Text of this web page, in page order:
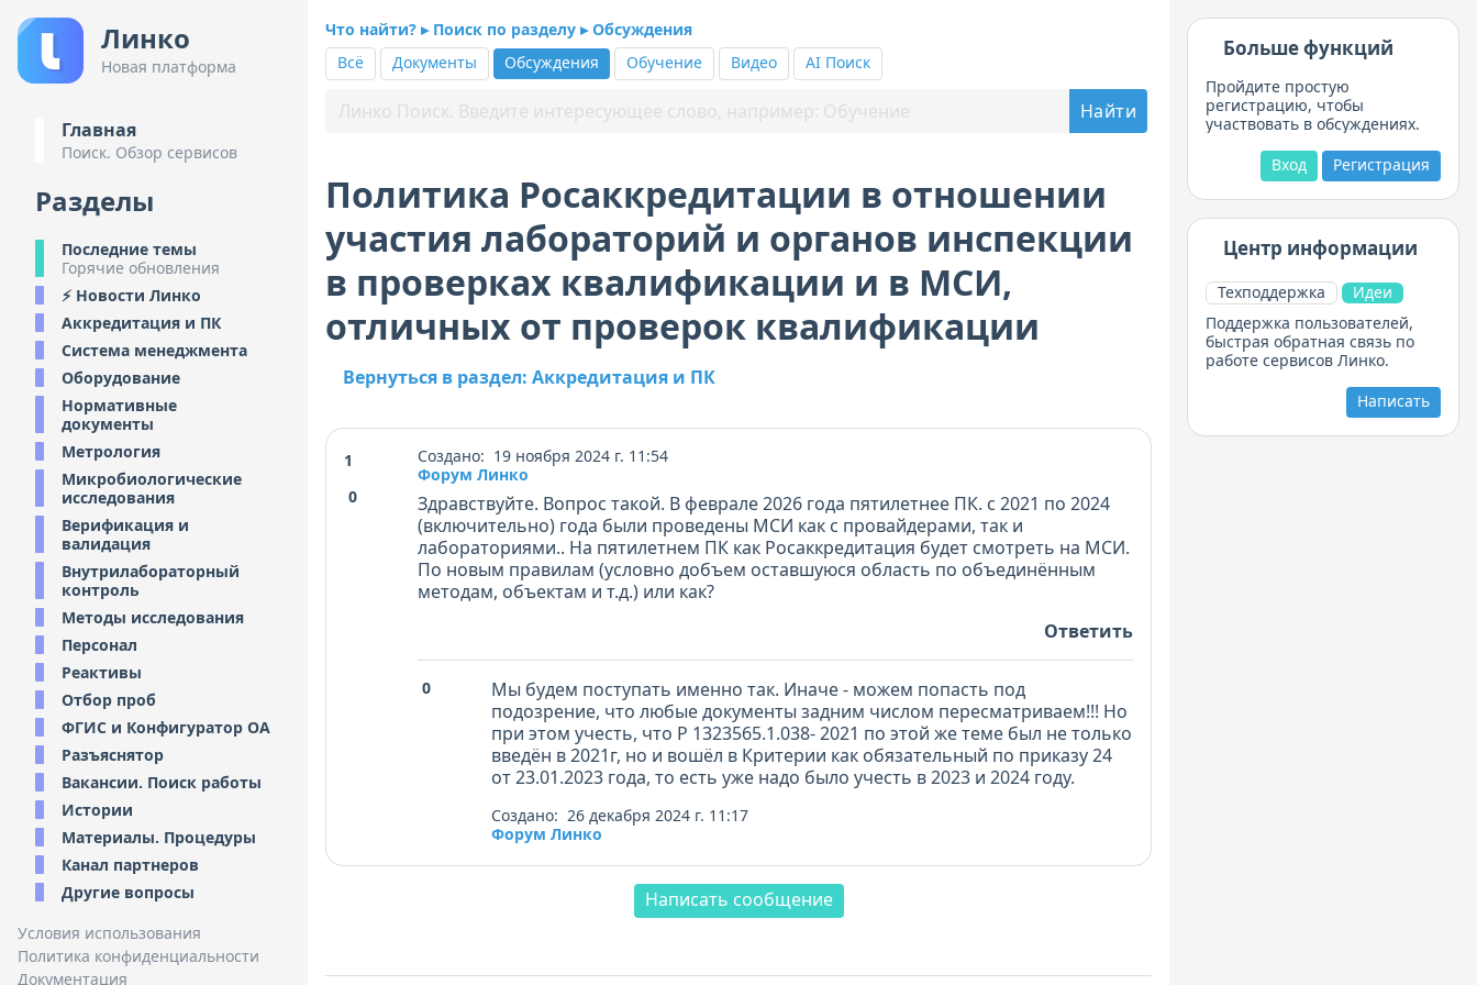
Линко
Новая платформа
Главная
Поиск. Обзор сервисов
Разделы
Последние темы
Горячие обновления
⚡ Новости Линко
Аккредитация и ПК
Система менеджмента
Оборудование
Нормативные
документы
Метрология
Микробиологические
исследования
Верификация и
валидация
Внутрилабораторный
контроль
Методы исследования
Персонал
Реактивы
Отбор проб
ФГИС и Конфигуратор ОА
Разъяснятор
Вакансии. Поиск работы
Истории
Материалы. Процедуры
Канал партнеров
Другие вопросы
Условия использования
Политика конфиденциальности
Документация
Что найти? ▸ Поиск по разделу ▸ Обсуждения
Всё
Документы Обсуждения Обучение Видео AI Поиск
Политика Росаккредитации в отношении
участия лабораторий и органов инспекции
в проверках квалификации и в МСИ,
отличных от проверок квалификации
Вернуться в раздел: Аккредитация и ПК
1
0
Создано: 19 ноября 2024 г. 11:54
Форум Линко
Здравствуйте. Вопрос такой. В феврале 2026 года пятилетнее ПК. с 2021 по 2024
(включительно) года были проведены МСИ как с провайдерами, так и
лабораториями.. На пятилетнем ПК как Росаккредитация будет смотреть на МСИ.
По новым правилам (условно добъем оставшуюся область по объединённым
методам, объектам и т.д.) или как?
Ответить
0
Мы будем поступать именно так. Иначе - можем попасть под
подозрение, что любые документы задним числом пересматриваем!!! Но
при этом учесть, что Р 1323565.1.038- 2021 по этой же теме был не только
введён в 2021г, но и вошёл в Критерии как обязательный по приказу 24
от 23.01.2023 года, то есть уже надо было учесть в 2023 и 2024 году.
Создано: 26 декабря 2024 г. 11:17
Форум Линко
Написать сообщение
Больше функций
Пройдите простую
регистрацию, чтобы
участвовать в обсуждениях.
Регистрация
Вход
Центр информации
Техподдержка
Идеи
Поддержка пользователей,
быстрая обратная связь по
работе сервисов Линко.
Написать